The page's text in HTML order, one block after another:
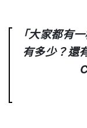
「大家都有
有多少？還